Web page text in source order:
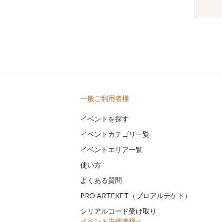
一般ご利用者様
イベントを探す
イベントカテゴリ一覧
イベントエリア一覧
使い方
よくある質問
PRO ARTEKET（プロアルテケト）
シリアルコード受け取り